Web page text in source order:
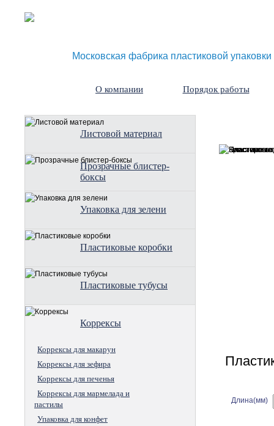
Московская фабрика пластиковой упаковки
О компании Порядок работы
Листовой материал
Прозрачные блистер-
боксы
Упаковка для зелени
Пластиковые коробки
Пластиковые тубусы
Коррексы
Коррексы для макарун
Коррексы для зефира
Коррексы для печенья
Коррексы для мармелада и
пастилы
Упаковка для конфет
Длина(мм)